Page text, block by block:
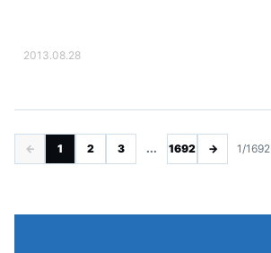
2013.08.28
← 1 2 3 ... 1692 → 1/1692